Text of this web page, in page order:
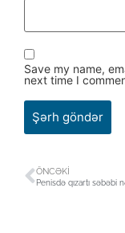
Save my name,
next time I
ÖNCƏKI
Penisdə qızartı səbəbi